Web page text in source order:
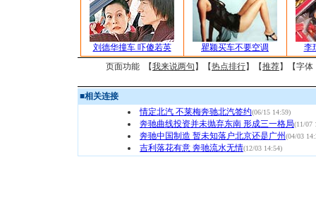
刘德华撞车 吓傻若英 瞿颖买车不要空调
李
页面功能 【我来说两句 】【热点排行】【推荐】【字体
■相关连接
情定北汽 不莱梅奔驰北汽签约(06/15 14:59)
奔驰曲线投资并未抛弃东南 形成三一格局(11/07
奔驰中国制造 暂未知落户北京还是广州(04/03
吉利落花有意 奔驰流水无情(12/03 14:54)